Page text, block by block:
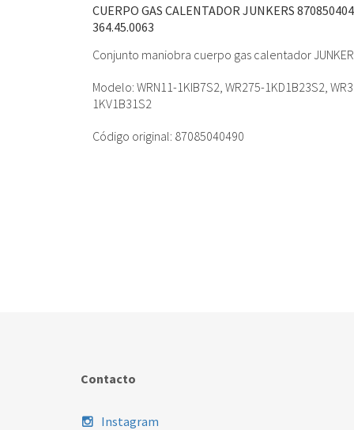
CUERPO GAS CALENTADOR JUNKERS
364.45.0063
Conjunto maniobra cuerpo gas calentador
Modelo: WRN11-1KIB7S2, WR275-1KD1B23S2,
1KV1B31S2
Código original: 87085040490
Contacto
Instagram